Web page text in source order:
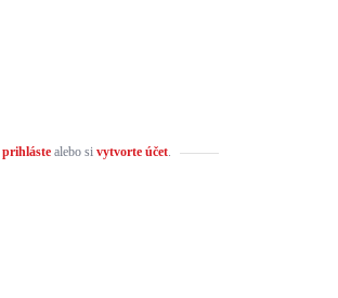
prihlástealebo si vytvorte účet.